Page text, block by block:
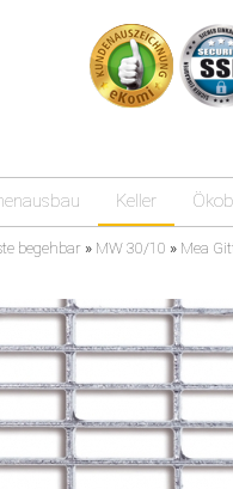
Keller
begehbar » MW 30/10 » Mea